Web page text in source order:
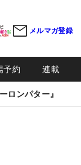
メルマガ登録
予約 連載
ロンパター』